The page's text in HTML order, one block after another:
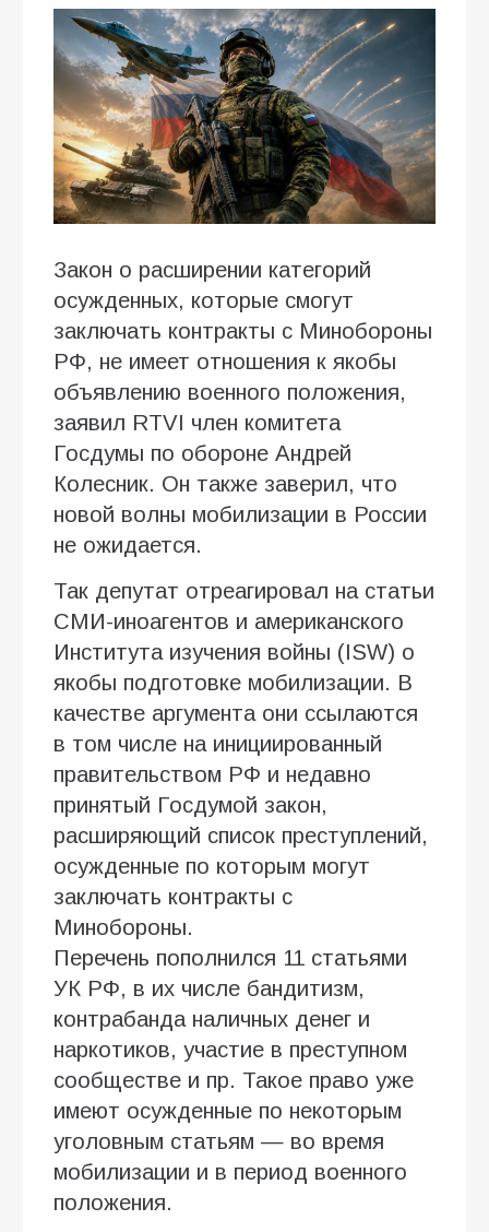
Закон о расширении категорий
осужденных, которые смогут
заключать контракты с Минобороны
РФ, не имеет отношения к якобы
объявлению военного положения,
заявил RTVI член комитета
Госдумы по обороне Андрей
Колесник. Он также заверил, что
новой волны мобилизации в России
не ожидается.
Так депутат отреагировал на статьи
СМИ-иноагентов и американского
Института изучения войны (ISW) о
якобы подготовке мобилизации. В
качестве аргумента они ссылаются
в том числе на инициированный
правительством РФ и недавно
принятый Госдумой закон,
расширяющий список преступлений,
осужденные по которым могут
заключать контракты с
Минобороны.
Перечень пополнился 11 статьями
УК РФ, в их числе бандитизм,
контрабанда наличных денег и
наркотиков, участие в преступном
сообществе и пр. Такое право уже
имеют осужденные по некоторым
уголовным статьям — во время
мобилизации и в период военного
положения.